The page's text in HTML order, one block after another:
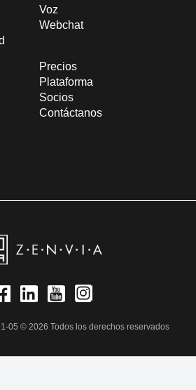
Voz
Webchat
Precios
Plataforma
Socios
Contáctanos
05 © 2026 Todos los derechos reservados